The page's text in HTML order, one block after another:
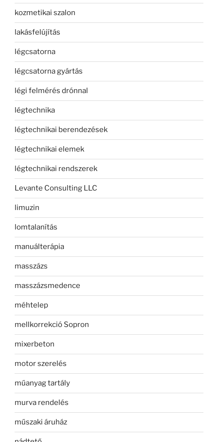
kozmetikai szalon
lakásfelújítás
légcsatorna
légcsatorna gyártás
légi felmérés drónnal
légtechnika
légtechnikai berendezések
légtechnikai elemek
légtechnikai rendszerek
Levante Consulting LLC
limuzin
lomtalanítás
manuálterápia
masszázs
masszázsmedence
méhtelep
mellkorrekció Sopron
mixerbeton
motor szerelés
műanyag tartály
murva rendelés
műszaki áruház